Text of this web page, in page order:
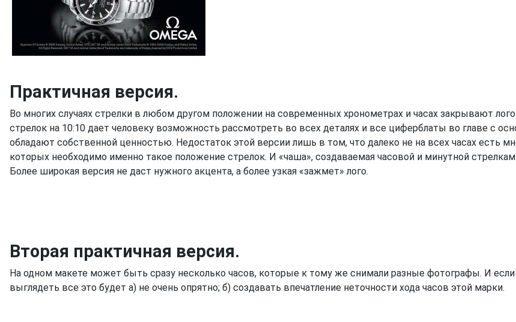
Практичная версия.
Во многих случаях стрелки в любом другом положении на современных хронометрах и часах закрывают
стрелок на 10:10 дает человеку возможность рассмотреть во всех деталях и все циферблаты во главе с
обладают собственной ценностью. Недостаток этой версии лишь в том, что далеко не на всех часах есть
которых необходимо именно такое положение стрелок. И «чаша», создаваемая часовой и минутной
Более широкая версия не даст нужного акцента, а более узкая «зажмет» лого.
Вторая практичная версия.
На одном макете может быть сразу несколько часов, которые к тому же снимали разные фотографы. И
выглядеть все это будет а) не очень опрятно; б) создавать впечатление неточности хода часов этой марки.